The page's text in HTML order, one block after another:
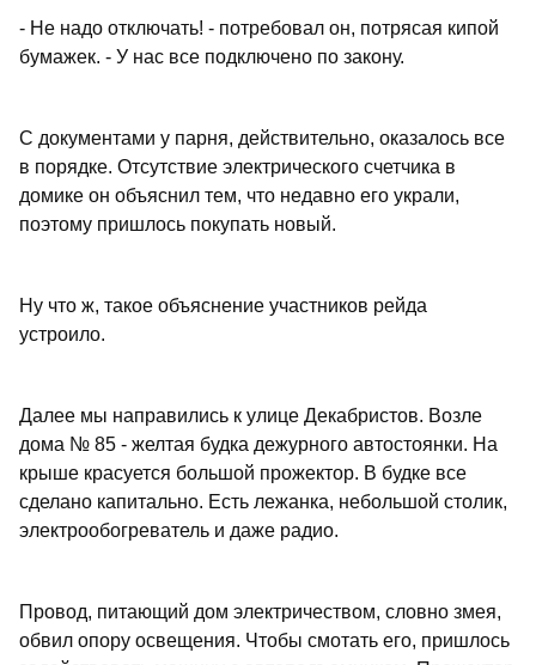
- Не надо отключать! - потребовал он, потрясая кипой
бумажек. - У нас все подключено по закону.
С документами у парня, действительно, оказалось все
в порядке. Отсутствие электрического счетчика в
домике он объяснил тем, что недавно его украли,
поэтому пришлось покупать новый.
Ну что ж, такое объяснение участников рейда
устроило.
Далее мы направились к улице Декабристов. Возле
дома № 85 - желтая будка дежурного автостоянки. На
крыше красуется большой прожектор. В будке все
сделано капитально. Есть лежанка, небольшой столик,
электрообогреватель и даже радио.
Провод, питающий дом электричеством, словно змея,
обвил опору освещения. Чтобы смотать его, пришлось